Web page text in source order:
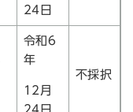
24日
令和6
年
12月
24日
不採択